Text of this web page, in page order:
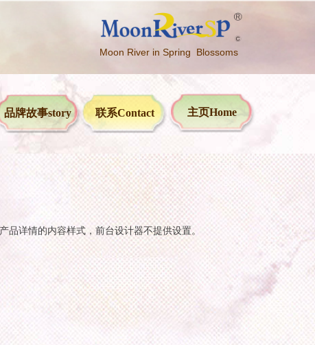
Moon River in Spring Blossoms
联系Contact 主页Home
品牌故事story
详情的内容样式，前台设计器不提供设置。